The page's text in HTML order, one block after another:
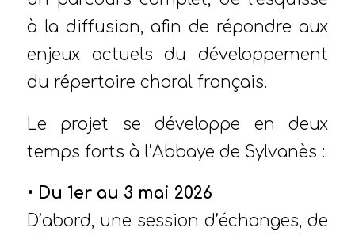
à la diffusion, afin de répondre aux
enjeux actuels du développement
du répertoire choral français.
Le projet se développe en deux
temps forts à l’Abbaye de Sylvanès :
• Du 1er au 3 mai 2026
D’abord, une session d’échanges, de